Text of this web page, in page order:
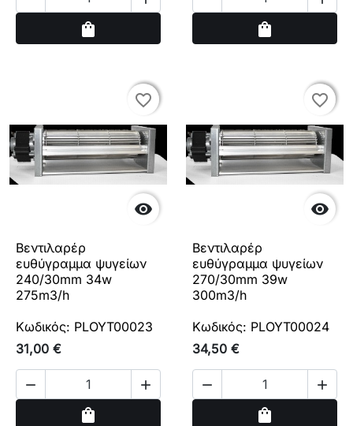
shopping_bag shopping_bag

favorite_border
favorite_border
Βεντιλαρέρ
ευθύγραμμα ψυγείων
240/30mm 34w
275m3/h
Κωδικός: PLOYT00023
31,00 €
 
shopping_bag

favorite_border
favorite_border
Βεντιλαρέρ
ευθύγραμμα ψυγείων
270/30mm 39w
300m3/h
Κωδικός: PLOYT00024
34,50 €
 
shopping_bag